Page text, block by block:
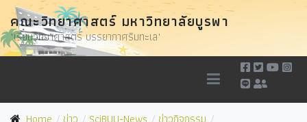
คณะวิทยาศาสตร์ มหาวิทยาลัยบูรพา
"เรียนวิทยาศาสตร์ บรรยากาศริมทะเล"